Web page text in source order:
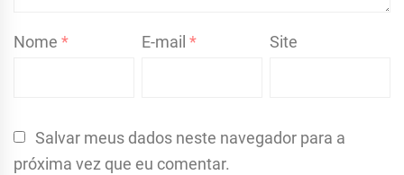
Nome * E-mail* Site
Salvar meus dados neste navegador para a
próxima vez que eu comentar.